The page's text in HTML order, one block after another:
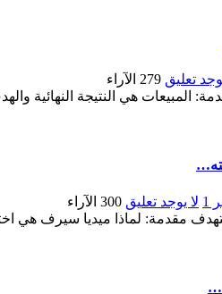
تعليق 279 الآراء
المبيعات هي النتيجة النهائية
لا يوجد تعليق 300 الآراء
مقدمة: لماذا ميديا سيرف هي